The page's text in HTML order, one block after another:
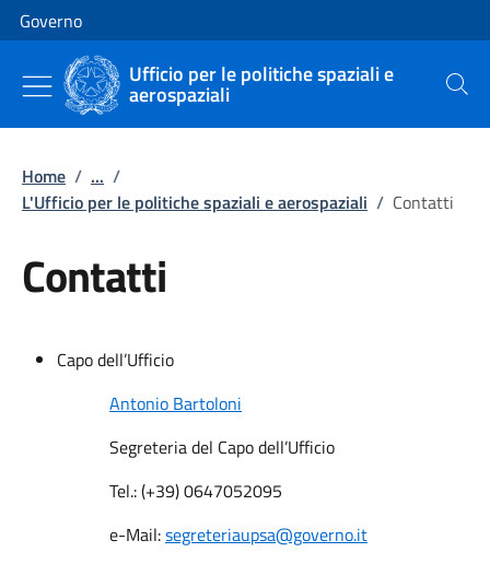
Vai al contenuto
Vai alla navigazione del sito
Governo
Ufficio per le politiche spaziali e
aerospaziali Cerca
Home / ... /
L'Ufficio per le politiche spaziali e aerospaziali / Contatti
Contatti
Capo dell’Ufficio
Antonio Bartoloni
Segreteria del Capo dell’Ufficio
Tel.: (+39) 0647052095
e-Mail:segreteriaupsa@governo.it